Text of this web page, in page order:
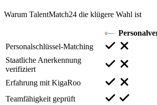
Warum TalentMatch24 die klügere Wahl ist
Personalschlüssel-Matching
Staatliche Anerkennung
verifiziert
Erfahrung mit KigaRoo
Teamfähigkeit geprüft